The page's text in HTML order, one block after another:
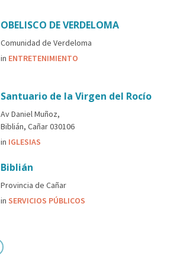
OBELISCO DE VERDELOMA
Comunidad de Verdeloma
in ENTRETENIMIENTO
Santuario de la Virgen del Rocío
Av Daniel Muñoz,
Biblián, Cañar 030106
in IGLESIAS
Biblián
Provincia de Cañar
in SERVICIOS PÚBLICOS